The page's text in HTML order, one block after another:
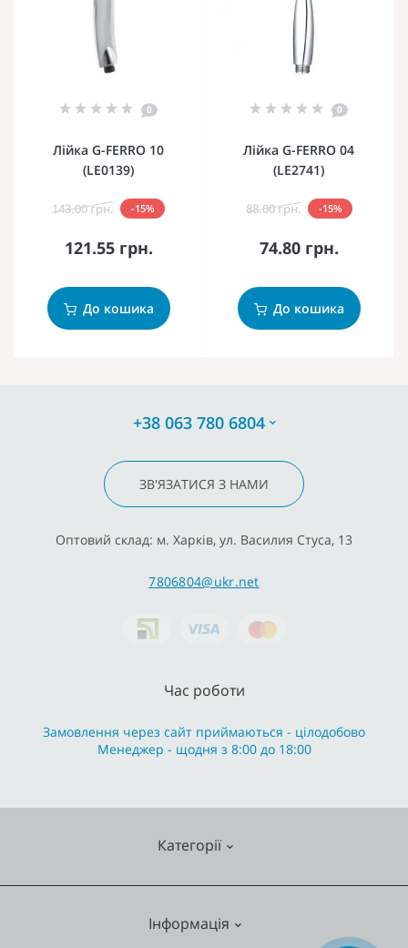
0
Лійка G-FERRO 10
(LE0139)
143.00 грн. -15%
121.55 грн.
До кошика
0
Лійка G-FERRO 04
(LE2741)
88.00 грн. -15%
74.80 грн.
До кошика
+38 063 780 6804
ЗВ'ЯЗАТИСЯ З НАМИ
Оптовий склад: м. Харків, ул. Василия Стуса, 13
7806804@ukr.net
Категорії
Інформація
Час роботи
Замовлення через сайт приймаються - цілодобово
Менеджер - щодня з 8:00 до 18:00